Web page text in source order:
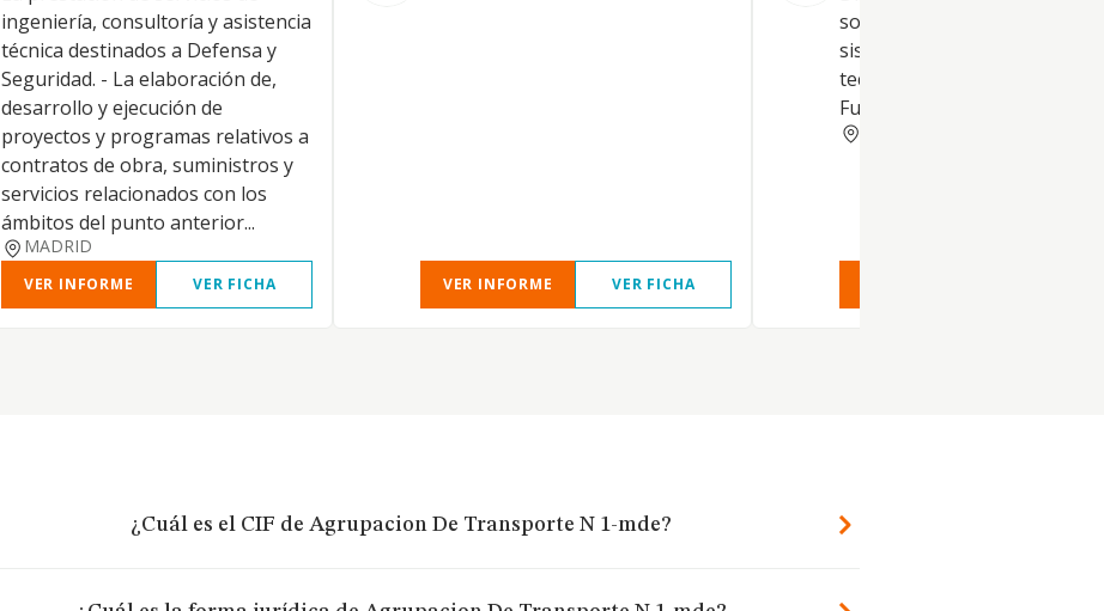
ingeniería, consultoría y asistencia
técnica destinados a Defensa y
Seguridad. - La elaboración de,
desarrollo y ejecución de
proyectos y programas relativos a
contratos de obra, suministros y
servicios relacionados con los
ámbitos del punto anterior...
MADRID
VER INFORME VER FICHA VER INFORME VER FICHA
soporte logístico integrado
sistemas electrónicos de alta
tecnología para la Defensa y
Fuerzas de Seguridad del
¿Cuál es el CIF de Agrupacion De Transporte N 1-mde?